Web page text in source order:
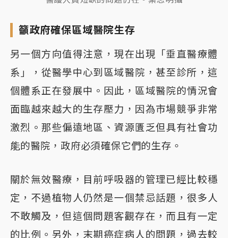
籲政府確保區域醫院生存
另一個方向值得注意，現在出現「垂直醫療體
系」，從醫學中心到區域醫院，甚至診所，這
個體系正在發展中。因此，區域醫院的情況會
面臨越來越大的生存壓力，因為市場競爭非常
激烈。那些偏遠地區、資源匱乏但具有社會功
能的醫院，政府必須確保它們的生存。
關於無效醫療，目前呼吸器的管理已經比較穩
定，不過植物人仍然是一個禁忌話題，很多人
不敢觸及，但這個問題客觀存在，而且有一定
的比例。另外，末期癌症病人的問題，過去較